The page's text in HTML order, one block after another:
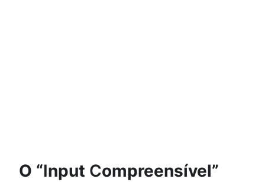
O “Input Compreensível”